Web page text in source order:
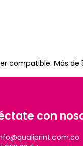
compatible. Más
con